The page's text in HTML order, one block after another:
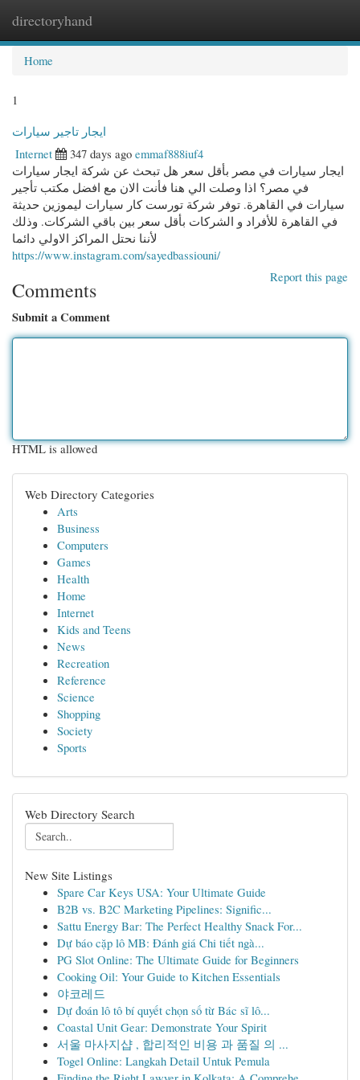
directoryhand
Home
1
ايجار تاجير سيارات
Internet
347 days ago emmaf888iuf4
ايجار سيارات في مصر بأقل سعر هل تبحث عن شركة ايجار سيارات
في مصر؟ اذا وصلت الي هنا فأنت الان مع افضل مكتب تأجير
سيارات في القاهرة. توفر شركة تورست كار سيارات ليموزين حديثة
في القاهرة للأفراد و الشركات بأقل سعر بين باقي الشركات. وذلك
لأننا نحتل المراكز الاولي دائما
https://www.instagram.com/sayedbassiouni/
Report this page
Comments
Submit a Comment
HTML is allowed
Web Directory Categories
Arts
Business
Computers
Games
Health
Home
Internet
Kids and Teens
News
Recreation
Reference
Science
Shopping
Society
Sports
Web Directory Search
New Site Listings
Spare Car Keys USA: Your Ultimate Guide
B2B vs. B2C Marketing Pipelines: Signific...
Sattu Energy Bar: The Perfect Healthy Snack For...
Dự báo cặp lô MB: Đánh giá Chi tiết ngà...
PG Slot Online: The Ultimate Guide for Beginners
Cooking Oil: Your Guide to Kitchen Essentials
야코레드
Dự đoán lô tô bí quyết chọn số từ Bác sĩ lô...
Coastal Unit Gear: Demonstrate Your Spirit
서울 마사지샵 , 합리적인 비용 과 품질 의 ...
Togel Online: Langkah Detail Untuk Pemula